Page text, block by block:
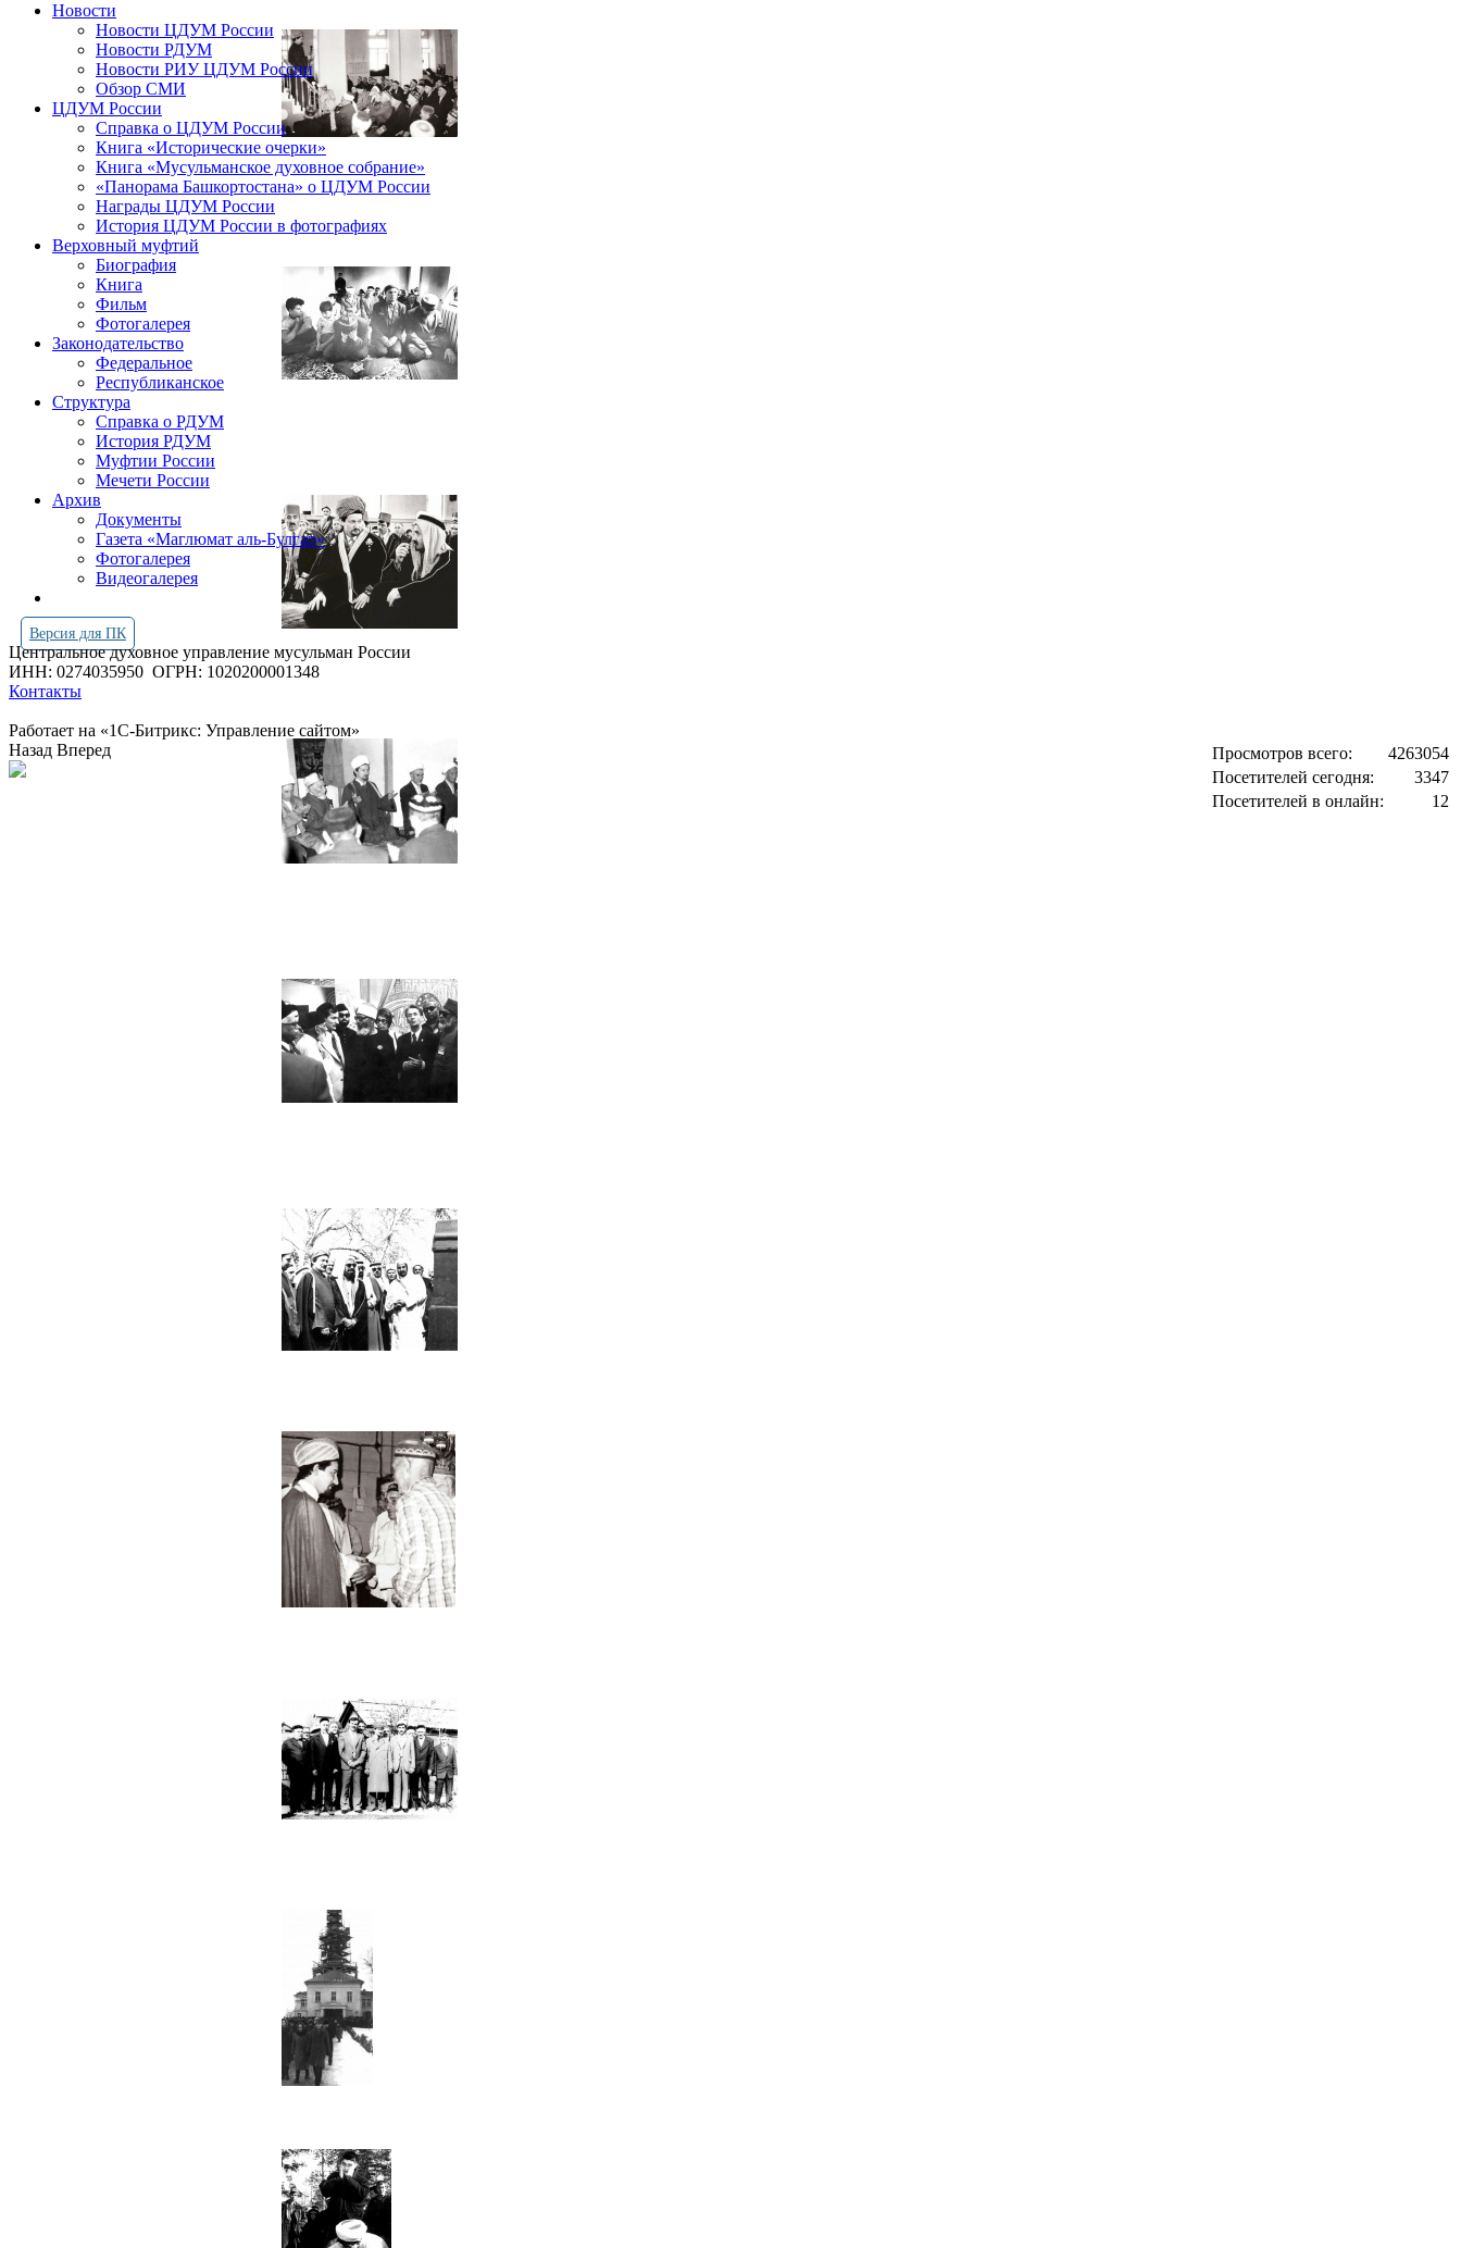
Новости
Новости ЦДУМ России
Новости РДУМ
Новости РИУ ЦДУМ России
Обзор СМИ
ЦДУМ России
Справка о ЦДУМ России
Книга «Исторические очерки»
Книга «Мусульманское духовное собрание»
«Панорама Башкортостана» о ЦДУМ России
Награды ЦДУМ России
История ЦДУМ России в фотографиях
Верховный муфтий
Биография
Книга
Фильм
Фотогалерея
Законодательство
Федеральное
Республиканское
Структура
Справка о РДУМ
История РДУМ
Муфтии России
Мечети России
Архив
Документы
Газета «Маглюмат аль-Булгар»
Фотогалерея
Видеогалерея
Версия для ПК
Центральное духовное управление мусульман России
ИНН: 0274035950 ОГРН: 1020200001348
Контакты
Работает на «1С-Битрикс: Управление сайтом»
Просмотров всего:
4263054
Посетителей сегодня:
3347
Посетителей в онлайн:
12
Назад Вперед